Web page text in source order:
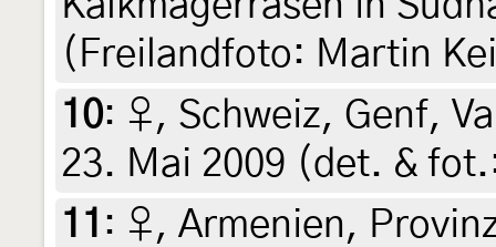
(Freilandfoto: Martin
10: ♀, Schweiz, Genf,
23. Mai 2009 (det. &
11 : ♀, Armenien,